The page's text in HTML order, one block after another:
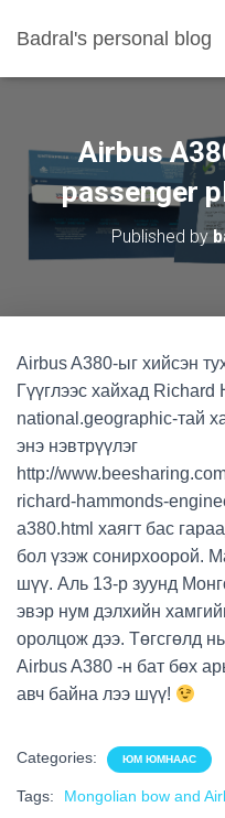
Badral's personal blog
Airbus
passenger
Published by
Airbus A380-ыг хийсэн
Гүүглээс хайхад Richard
national.geographic-тай
энэ нэвтрүүлэг
http://
richard-hammonds-
a380.html хаягт бас
бол үзэж сонирхоорой.
шүү. Аль 13-р зуунд
эвэр нум дэлхийн
оролцож дээ. Төгсгөлд
Airbus A380 -н бат бөх
авч байна лээ шүү!
Categories: ЮМ ЮМНААС
Tags: Mongolian bow and